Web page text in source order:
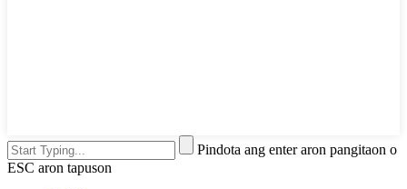
Pindota ang enter aron pangitaon o
ESC aron tapuson